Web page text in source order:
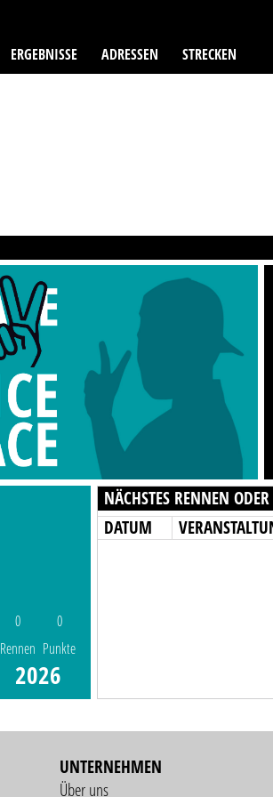
ERGEBNISSE ADRESSEN STRECKEN
0
Rennen
0
Punkte
2026
NÄCHSTES RENNEN
DATUM
UNTERNEHMEN
Über uns